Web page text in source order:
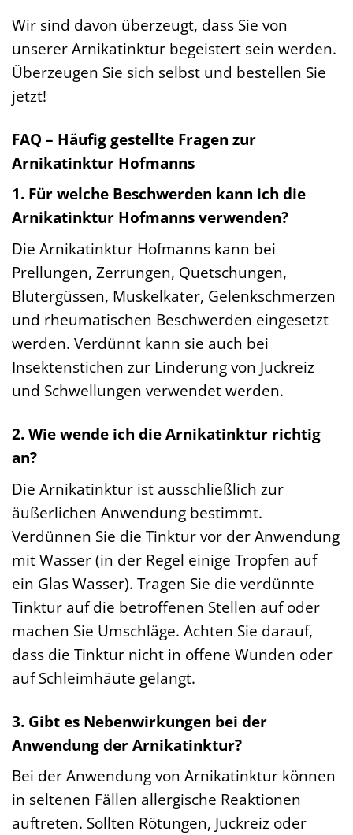
Wir sind davon überzeugt, dass Sie von
unserer Arnikatinktur begeistert sein werden.
Überzeugen Sie sich selbst und bestellen Sie
jetzt!
FAQ – Häufig gestellte Fragen zur
Arnikatinktur Hofmanns
1. Für welche Beschwerden kann ich die
Arnikatinktur Hofmanns verwenden?
Die Arnikatinktur Hofmanns kann bei
Prellungen, Zerrungen, Quetschungen,
Blutergüssen, Muskelkater, Gelenkschmerzen
und rheumatischen Beschwerden eingesetzt
werden. Verdünnt kann sie auch bei
Insektenstichen zur Linderung von Juckreiz
und Schwellungen verwendet werden.
2. Wie wende ich die Arnikatinktur richtig
an?
Die Arnikatinktur ist ausschließlich zur
äußerlichen Anwendung bestimmt.
Verdünnen Sie die Tinktur vor der Anwendung
mit Wasser (in der Regel einige Tropfen auf
ein Glas Wasser). Tragen Sie die verdünnte
Tinktur auf die betroffenen Stellen auf oder
machen Sie Umschläge. Achten Sie darauf,
dass die Tinktur nicht in offene Wunden oder
auf Schleimhäute gelangt.
3. Gibt es Nebenwirkungen bei der
Anwendung der Arnikatinktur?
Bei der Anwendung von Arnikatinktur können
in seltenen Fällen allergische Reaktionen
auftreten. Sollten Rötungen, Juckreiz oder